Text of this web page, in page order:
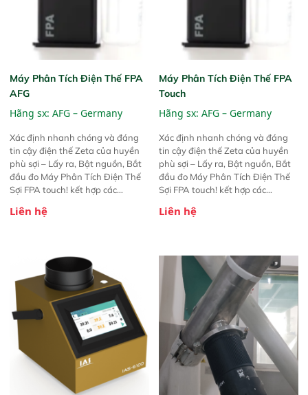
Máy Phân Tích Điện Thế FPA
AFG
Hãng sx: AFG – Germany
Xác định nhanh chóng và đáng
tin cậy điện thế Zeta của huyền
phù sợi – Lấy ra, Bật nguồn, Bắt
đầu đo Máy Phân Tích Điện Thế
Sợi FPA touch! kết hợp các
được chứng minh với sự đơn giản
trước đó. Nhưng so với các phiên
bản trước, FPA touch! nhỏ hơn và
nhẹ hơn đáng kể, đồng thời được
nâng cấp với các tính năng mới.
Liên hệ
Máy Phân Tích Điện Thế FPA
Touch
Hãng sx: AFG – Germany
Xác định nhanh chóng và đáng
tin cậy điện thế Zeta của huyền
phù sợi – Lấy ra, Bật nguồn, Bắt
đầu đo Máy Phân Tích Điện Thế
Sợi FPA touch! kết hợp các
được chứng minh với sự đơn giản
trước đó. Nhưng so với các phiên
bản trước, FPA touch! nhỏ hơn và
nhẹ hơn đáng kể, đồng thời được
nâng cấp với các tính năng mới.
Liên hệ